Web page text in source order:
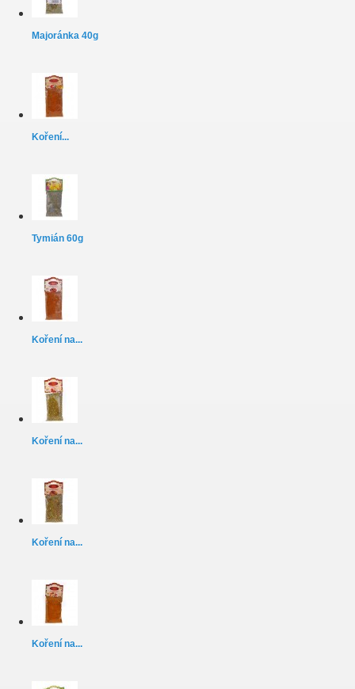
Majoránka 40g
Koření...
Tymián 60g
Koření na...
Koření na...
Koření na...
Koření na...